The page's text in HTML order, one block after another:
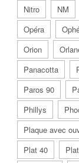
Nitro
NM
Opéra
Orion
Panacotta
Paros 90
Phillys
Plaque avec
Plat 40